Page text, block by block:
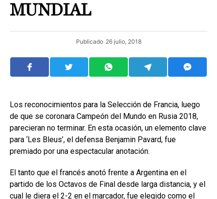
MUNDIAL
Publicado 26 julio, 2018
Los reconocimientos para la Selección de Francia, luego
de que se coronara Campeón del Mundo en Rusia 2018,
parecieran no terminar. En esta ocasión, un elemento clave
para ‘Les Bleus’, el defensa Benjamin Pavard, fue
premiado por una espectacular anotación.
El tanto que el francés anotó frente a Argentina en el
partido de los Octavos de Final desde larga distancia, y el
cual le diera el 2-2 en el marcador, fue elegido como el